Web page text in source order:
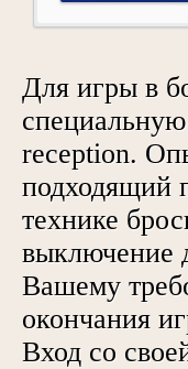
Для игры в
reception.
подходящий
технике
выключение
Вашему
окончания
Вход со